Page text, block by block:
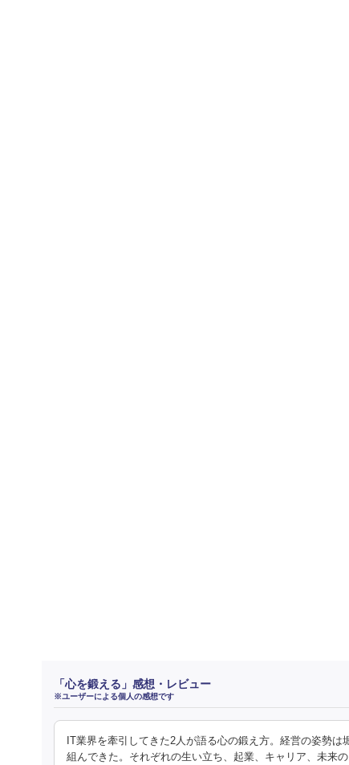
「心を鍛える」感想・レビュー
※ユーザーによる個人の感想です
IT業界を牽引してきた2人が語る心の鍛え方。経営の姿勢
組んできた。それぞれの生い立ち、起業、キャリア、未来